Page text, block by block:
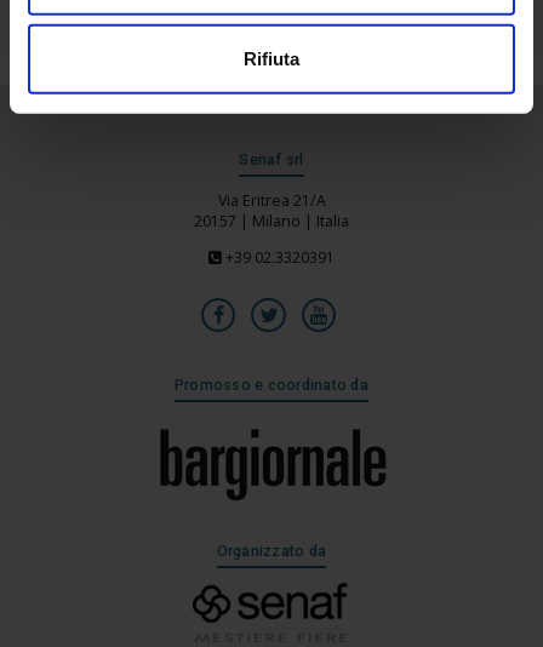
Rifiuta
Senaf srl
Via Eritrea 21/A
20157 | Milano | Italia
+39 02.3320391
Promosso e coordinato da
Organizzato da